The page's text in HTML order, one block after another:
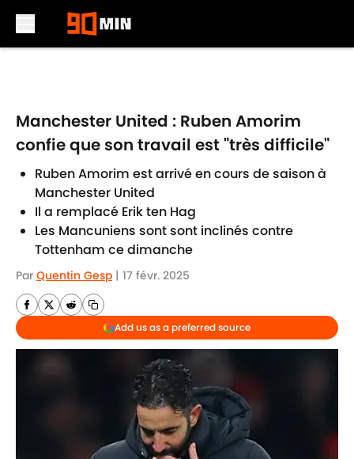
Manchester United : Ruben Amorim
confie que son travail est "très difficile"
Ruben Amorim est arrivé en cours de saison à
Manchester United
Il a remplacé Erik ten Hag
Les Mancuniens sont sont inclinés contre
Tottenham ce dimanche
Par Quentin Gesp | 17 févr. 2025
Add us as a preferred source